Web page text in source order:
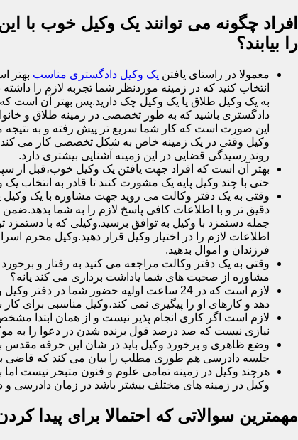
افراد چگونه می توانند یک وکیل خوب با
را بیابند؟
معمولا در راستای یافتن یک وکیل دادگستری مناسب بهتر
انتخاب کنید که در زمینه موردنظر شما تجربه لازم را داشته
به یک وکیل طلاق یا یک وکیل چک دارید.پس بهتر آن است که
دادگستری باشید که به طور تخصصی در زمینه طلاق و
این صورت است که کار شما سریع تر پیش رفته و به نتیجه
وکیل وقتی در یک زمینه خاص به شکل تخصصی کار می کند
روند رسیدگی قضایی در این زمینه آشنایی بیشتری دارد.
بهتر آن است که افراد جهت یافتن یک وکیل خوب،قبل از
حتی با چند وکیل پایه یک مشورت کنند تا قادر به انتخاب
وقتی به یک دفتر وکالت می روید جهت مشاوره با یک وکیل
دقیق تر و با اطلاعات کافی پاسخ لازم را به شما
جمله دستمزد با وکیل به توافق برسید.وکیلی که با
اطلاعات لازم را در اختیار وکیل قرار دهید.وکیل
فرزندان و اموال بدهید.
وقتی به یک دفتر وکالت مراجعه می کنید به رفتار و
مشاوره از صحبت های شما یاداشت برداری می کند یانه؟
لازم است که در 24 ساعت اولیه حضور شما
دهد و کارهای او را پیگیری نمی کند،وکیل مناسبی برای
لازم است اگر کاری انجام پذیر نیست و از همان ابتدا
نیازی نیست که صد درصد قول برنده شدن در دعوا را به
وضع ظاهری و برخورد وکیل باید در شان این حرفه
جلسه دادرسی هم طوری مطلب را بیان می کند که قاضی
هرچند وکیل در زمینه تمامی علوم و فنون متبحر نیست اما
وکیل در زمینه های مختلف بیشتر باشد در زمان دادرسی و
مهمترین سوالاتی که احتمالا برای پیدا